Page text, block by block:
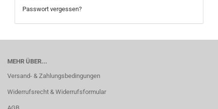
Passwort vergessen?
MEHR ÜBER...
Versand- & Zahlungsbedingungen
Widerrufsrecht & Widerrufsformular